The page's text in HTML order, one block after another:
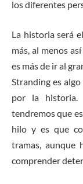
los diferentes
La historia será
más, al menos
es más de ir al
Stranding es
por la historia.
tendremos que
hilo y es que
tramas, aunque
comprender